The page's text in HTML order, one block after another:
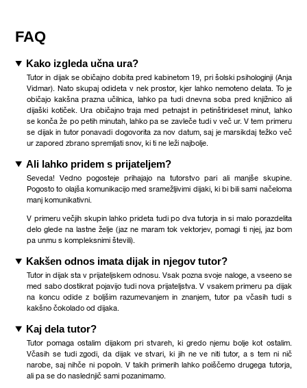
FAQ
Kako izgleda učna ura?
Tutor in dijak se običajno dobita pred kabinetom 19, pri šolski psihologinji (Anja
Vidmar). Nato skupaj odideta v nek prostor, kjer lahko nemoteno delata. To je
običajo kakšna prazna učilnica, lahko pa tudi dnevna soba pred knjižnico ali
dijaški kotiček. Ura običajno traja med petnajst in petinštirideset minut, lahko
se konča že po petih minutah, lahko pa se zavleče tudi v več ur. V tem primeru
se dijak in tutor ponavadi dogovorita za nov datum, saj je marsikdaj težko več
ur zapored zbrano spremljati snov, ki ti ne leži najbolje.
Ali lahko pridem s prijateljem?
Seveda! Vedno pogosteje prihajajo na tutorstvo pari ali manjše skupine.
Pogosto to olajša komunikacijo med sramežljivimi dijaki, ki bi bili sami načeloma
manj komunikativni.
V primeru večjih skupin lahko prideta tudi po dva tutorja in si malo porazdelita
delo glede na lastne želje (jaz ne maram tok vektorjev, pomagi ti njej, jaz bom
pa unmu s kompleksnimi števili).
Kakšen odnos imata dijak in njegov tutor?
Tutor in dijak sta v prijateljskem odnosu. Vsak pozna svoje naloge, a vseeno se
med sabo dostikrat pojavijo tudi nova prijateljstva. V vsakem primeru pa dijak
na koncu odide z boljšim razumevanjem in znanjem, tutor pa včasih tudi s
kakšno čokolado od dijaka.
Kaj dela tutor?
Tutor pomaga ostalim dijakom pri stvareh, ki gredo njemu bolje kot ostalim.
Včasih se tudi zgodi, da dijak ve stvari, ki jih ne ve niti tutor, a s tem ni nič
narobe, saj nihče ni popoln. V takih primerih lahko poiščemo drugega tutorja,
ali pa se do naslednjič sami pozanimamo.